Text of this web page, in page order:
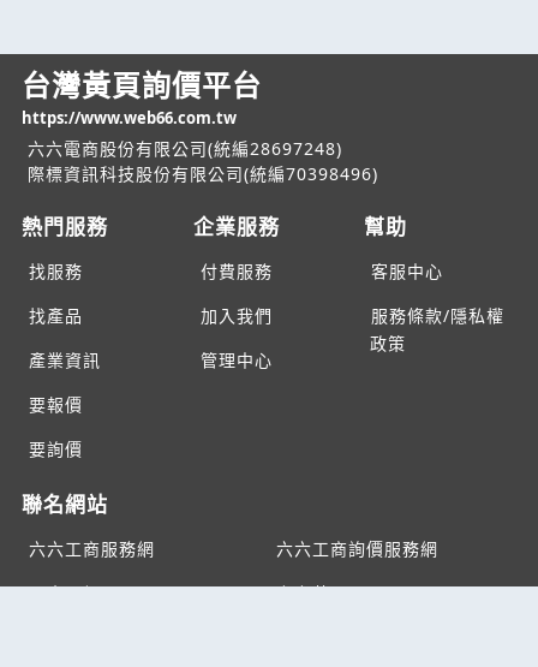
台灣黃頁詢價平台
https://www.web66.com.tw
六六電商股份有限公司(統編28697248)
際標資訊科技股份有限公司(統編70398496)
熱門服務
找服務
找產品
產業資訊
要報價
要詢價
企業服務
付費服務
加入我們
管理中心
幫助
客服中心
服務條款/隱私權
政策
聯名網站
六六工商服務網
六六工商詢價服務網
JB產品網
六六黃頁